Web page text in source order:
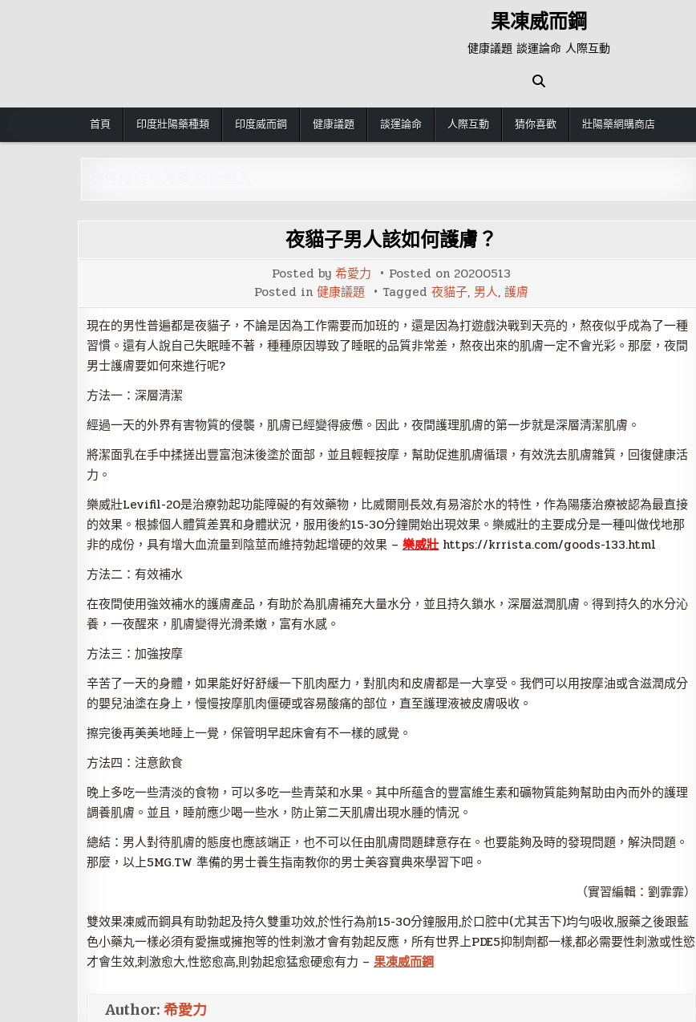
果凍威而鋼
健康議題 談運論命 人際互動
首頁 印度壯陽藥種類 印度威而鋼 健康議題 談運論命 人際互動 猜你喜歡 壯陽藥網購商店
夜貓子男人該如何護膚？
Posted by 希愛力 Posted on 20200513
Posted in 健康議題 Tagged 夜貓子, 男人, 護膚
現在的男性普遍都是夜貓子，不論是因為工作需要而加班的，還是因為打遊戲決戰到天亮的，熬夜似乎成為了一種
習慣。還有人說自己失眠睡不著，種種原因導致了睡眠的品質非常差，熬夜出來的肌膚一定不會光彩。那麼，夜間
男士護膚要如何來進行呢?
方法一：深層清潔
經過一天的外界有害物質的侵襲，肌膚已經變得疲憊。因此，夜間護理肌膚的第一步就是深層清潔肌膚。
將潔面乳在手中揉搓出豐富泡沫後塗於面部，並且輕輕按摩，幫助促進肌膚循環，有效洗去肌膚雜質，回復健康活
力。
樂威壯Levifil-20是治療勃起功能障礙的有效藥物，比威爾剛長效,有易溶於水的特性，作為陽痿治療被認為最直接
的效果。根據個人體質差異和身體狀況，服用後約15-30分鐘開始出現效果。樂威壯的主要成分是一種叫做伐地那
非的成份，具有增大血流量到陰莖而維持勃起增硬的效果 – 樂威壯 https://krrista.com/goods-133.html
方法二：有效補水
在夜間使用強效補水的護膚產品，有助於為肌膚補充大量水分，並且持久鎖水，深層滋潤肌膚。得到持久的水分沁
養，一夜醒來，肌膚變得光滑柔嫩，富有水感。
方法三：加強按摩
辛苦了一天的身體，如果能好好舒緩一下肌肉壓力，對肌肉和皮膚都是一大享受。我們可以用按摩油或含滋潤成分
的嬰兒油塗在身上，慢慢按摩肌肉僵硬或容易酸痛的部位，直至護理液被皮膚吸收。
擦完後再美美地睡上一覺，保管明早起床會有不一樣的感覺。
方法四：注意飲食
晚上多吃一些清淡的食物，可以多吃一些青菜和水果。其中所蘊含的豐富維生素和礦物質能夠幫助由內而外的護理
調養肌膚。並且，睡前應少喝一些水，防止第二天肌膚出現水腫的情況。
總結：男人對待肌膚的態度也應該端正，也不可以任由肌膚問題肆意存在。也要能夠及時的發現問題，解決問題。
那麼，以上5MG.TW 準備的男士養生指南教你的男士美容寶典來學習下吧。
（實習編輯：劉霏霏）
雙效果凍威而鋼具有助勃起及持久雙重功效,於性行為前15-30分鐘服用,於口腔中(尤其舌下)均勻吸收,服藥之後跟藍
色小藥丸一樣必須有愛撫或擁抱等的性刺激才會有勃起反應，所有世界上PDE5抑制劑都一樣,都必需要性刺激或性慾
才會生效,刺激愈大,性慾愈高,則勃起愈猛愈硬愈有力 – 果凍威而鋼
Author: 希愛力